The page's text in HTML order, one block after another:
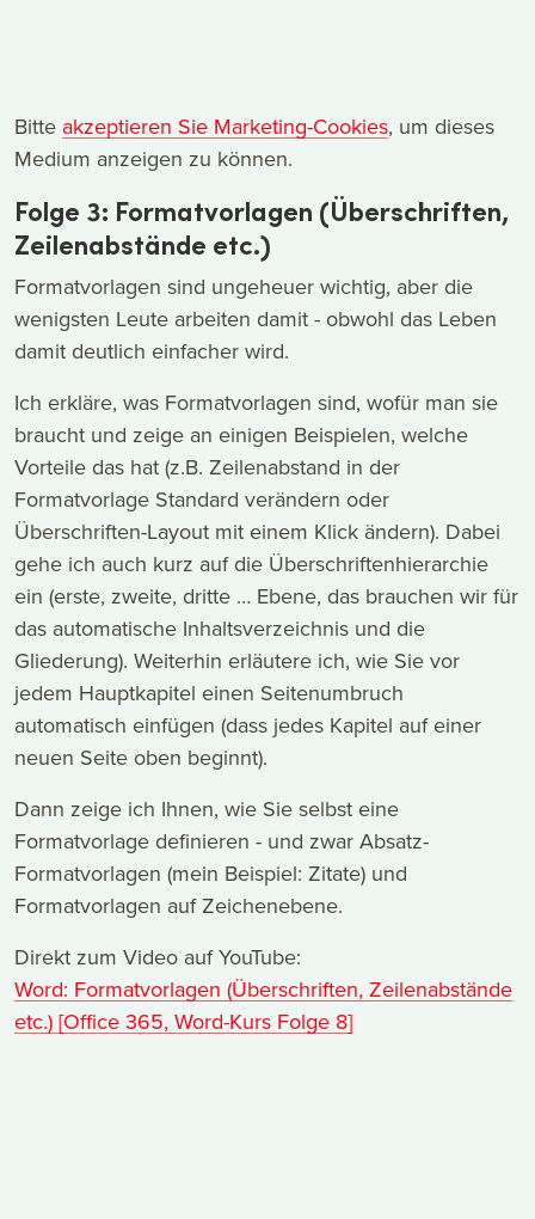
Bitte akzeptieren Sie Marketing-Cookies, um dieses
Medium anzeigen zu können.
Folge 3: Formatvorlagen (Überschriften,
Zeilenabstände etc.)
Formatvorlagen sind ungeheuer wichtig, aber die
wenigsten Leute arbeiten damit - obwohl das Leben
damit deutlich einfacher wird.
Ich erkläre, was Formatvorlagen sind, wofür man sie
braucht und zeige an einigen Beispielen, welche
Vorteile das hat (z.B. Zeilenabstand in der
Formatvorlage Standard verändern oder
Überschriften-Layout mit einem Klick ändern). Dabei
gehe ich auch kurz auf die Überschriftenhierarchie
ein (erste, zweite, dritte … Ebene, das brauchen wir für
das automatische Inhaltsverzeichnis und die
Gliederung). Weiterhin erläutere ich, wie Sie vor
jedem Hauptkapitel einen Seitenumbruch
automatisch einfügen (dass jedes Kapitel auf einer
neuen Seite oben beginnt).
Dann zeige ich Ihnen, wie Sie selbst eine
Formatvorlage definieren - und zwar Absatz-
Formatvorlagen (mein Beispiel: Zitate) und
Formatvorlagen auf Zeichenebene.
Direkt zum Video auf YouTube:
Word: Formatvorlagen (Überschriften, Zeilenabstände
etc.) [Office 365, Word-Kurs Folge 8]